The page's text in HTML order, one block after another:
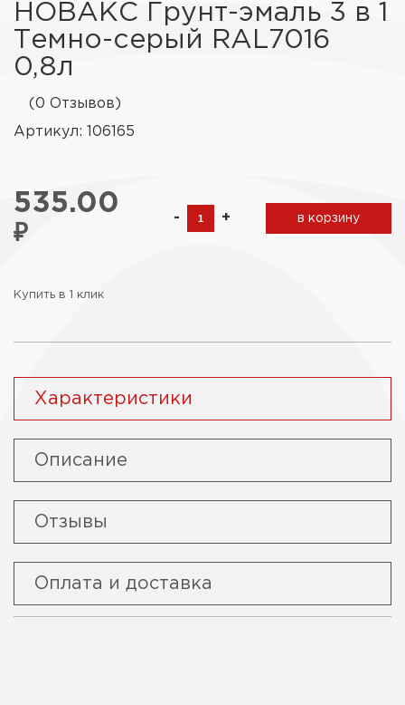
НОВАКС Грунт-эмаль 3 в 1
Темно-серый RAL7016
0,8л
(0 Отзывов)
Артикул: 106165
535.00
₽
- + в корзину
Купить в 1 клик
Характеристики
Описание
Отзывы
Оплата и доставка